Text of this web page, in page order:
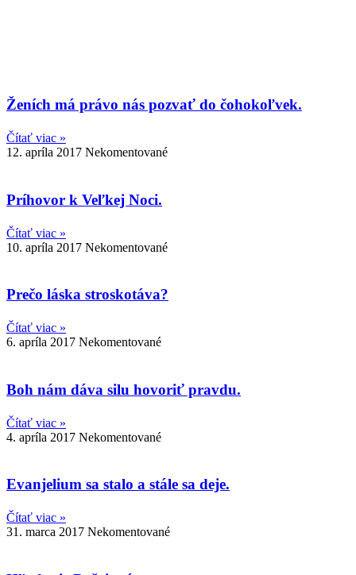
Ženích má právo nás pozvať do čohokoľvek.
Čítať viac »
12. apríla 2017 Nekomentované
Príhovor k Veľkej Noci.
Čítať viac »
10. apríla 2017 Nekomentované
Prečo láska stroskotáva?
Čítať viac »
6. apríla 2017 Nekomentované
Boh nám dáva silu hovoriť pravdu.
Čítať viac »
4. apríla 2017 Nekomentované
Evanjelium sa stalo a stále sa deje.
Čítať viac »
31. marca 2017 Nekomentované